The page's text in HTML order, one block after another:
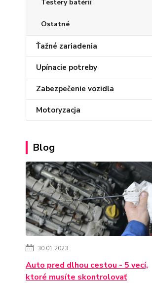
Testery batérií
Ostatné
Ťažné zariadenia
Upínacie potreby
Zabezpečenie vozidla
Motoryzacja
Blog
30.01.2023
Auto pred dlhou cestou - 5 vecí,
ktoré musíte skontrolovať